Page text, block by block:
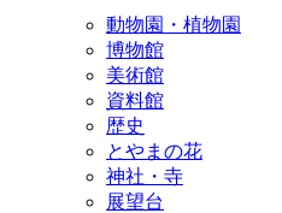
動物園・植物園
博物館
美術館
資料館
歴史
とやまの花
神社・寺
展望台